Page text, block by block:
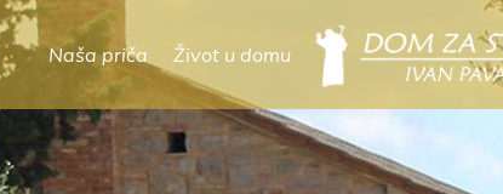
Naša priča Život u domu